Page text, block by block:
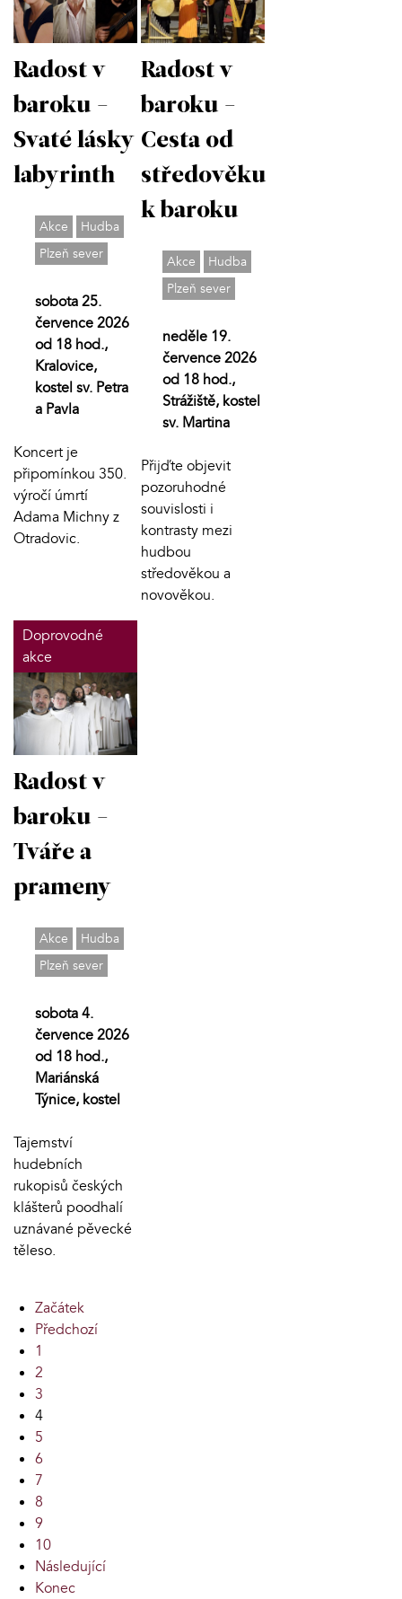
Radost v
baroku -
Svaté lásky
labyrinth
Akce
Hudba
Plzeň sever
sobota 25.
července 2026
od 18 hod.,
Kralovice,
kostel sv. Petra
a Pavla
Koncert je
připomínkou 350.
výročí úmrtí
Adama Michny z
Otradovic.
Radost v
baroku -
Cesta od
středověku
k baroku
Akce
Hudba
Plzeň sever
neděle 19.
července 2026
od 18 hod.,
Strážiště, kostel
sv. Martina
Přijďte objevit
pozoruhodné
souvislosti i
kontrasty mezi
hudbou
středověkou a
novověkou.
Doprovodné
akce
Radost v
baroku -
Tváře a
prameny
Akce
Hudba
Plzeň sever
sobota 4.
července 2026
od 18 hod.,
Mariánská
Týnice, kostel
Tajemství
hudebních
rukopisů českých
klášterů poodhalí
uznávané pěvecké
těleso.
Začátek
Předchozí
1
2
3
4
5
6
7
8
9
10
Následující
Konec